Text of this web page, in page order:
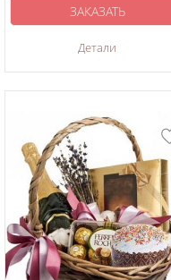
Детали
ЗАКАЗАТЬ